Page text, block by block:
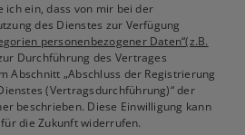
ich ein, dass von mir bei der
des Dienstes zur Verfügung
personenbezogener Daten“(z.B.
Durchführung des Vertrages
Abschnitt „Abschluss der Registrierung
(Vertragsdurchführung)“ der
beschrieben. Diese Einwilligung kann
die Zukunft widerrufen.